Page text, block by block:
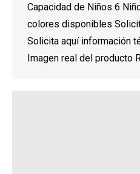
Capacidad de Niños 6
colores disponibles
Solicita aquí información
Imagen real del producto